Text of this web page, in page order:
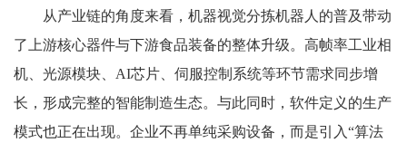
从产业链的角度来看，机器视觉分拣机器人的普及带动
了上游核心器件与下游食品装备的整体升级。高帧率工业相
机、光源模块、 AI芯片、伺服控制系统等环节需求同步增
长，形成完整的智能制造生态。与此同时，软件定义的生产
模式也正在出现。企业不再单纯采购设备，而是引入“算法